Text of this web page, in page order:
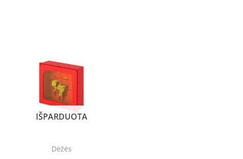
IŠPARDUOTA
Dėžės